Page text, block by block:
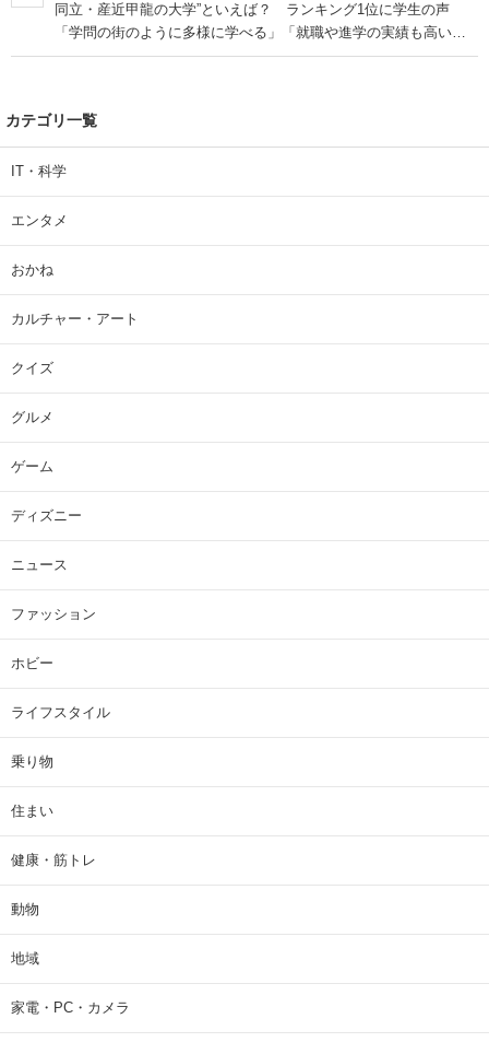
同立・産近甲龍の大学”といえば？ ランキング1位に学生の声
「学問の街のように多様に学べる」「就職や進学の実績も高い」
| 大学 ねとらぼリサーチ
カテゴリ一覧
IT・科学
エンタメ
おかね
カルチャー・アート
クイズ
グルメ
ゲーム
ディズニー
ニュース
ファッション
ホビー
ライフスタイル
乗り物
住まい
健康・筋トレ
動物
地域
家電・PC・カメラ